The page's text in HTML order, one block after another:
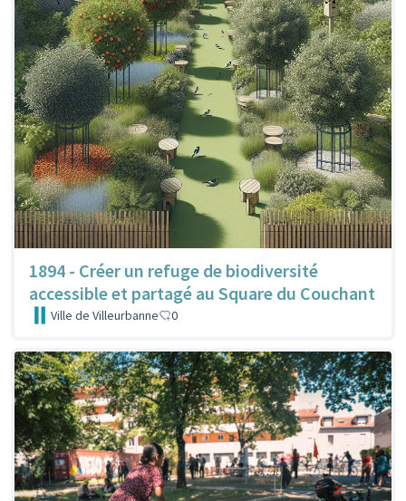
1894 - Créer un refuge de biodiversité
accessible et partagé au Square du Couchant
Ville de Villeurbanne 0